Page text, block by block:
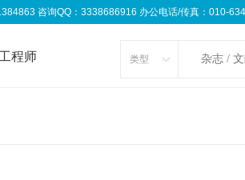
咨询QQ：3338686916 办公电话/传真：010-
程师 类型